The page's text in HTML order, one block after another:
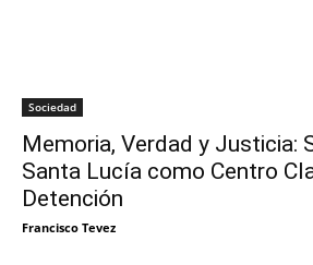
Sociedad
Memoria, Verdad y Justicia:
Santa Lucía como Centro
Detención
Francisco Tevez